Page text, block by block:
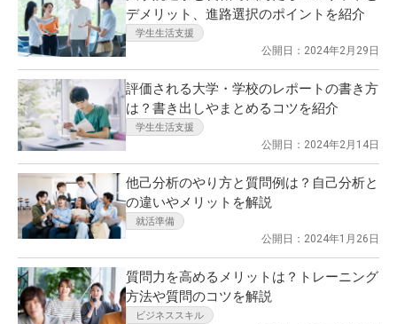
デメリット、進路選択のポイントを紹介
学生生活支援
公開日：2024年2月29日
評価される大学・学校のレポートの書き方
は？書き出しやまとめるコツを紹介
学生生活支援
公開日：2024年2月14日
他己分析のやり方と質問例は？自己分析と
の違いやメリットを解説
就活準備
公開日：2024年1月26日
質問力を高めるメリットは？トレーニング
方法や質問のコツを解説
ビジネススキル